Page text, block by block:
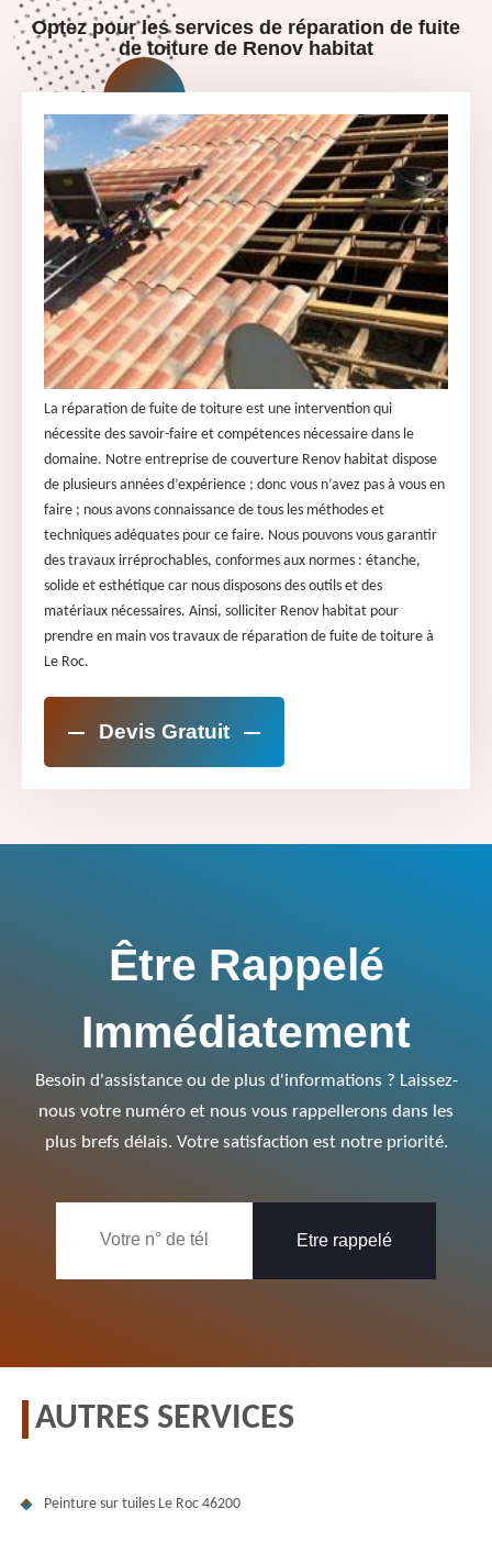
Optez pour les services de réparation de fuite
de toiture de Renov habitat
La réparation de fuite de toiture est une intervention qui
nécessite des savoir-faire et compétences nécessaire dans le
domaine. Notre entreprise de couverture Renov habitat dispose
de plusieurs années d’expérience ; donc vous n’avez pas à vous en
faire ; nous avons connaissance de tous les méthodes et
techniques adéquates pour ce faire. Nous pouvons vous garantir
des travaux irréprochables, conformes aux normes : étanche,
solide et esthétique car nous disposons des outils et des
matériaux nécessaires. Ainsi, solliciter Renov habitat pour
prendre en main vos travaux de réparation de fuite de toiture à
Le Roc.
Devis Gratuit
Être Rappelé
Immédiatement
Besoin d'assistance ou de plus d'informations ? Laissez-
nous votre numéro et nous vous rappellerons dans les
plus brefs délais. Votre satisfaction est notre priorité.
AUTRES SERVICES
Peinture sur tuiles Le Roc 46200